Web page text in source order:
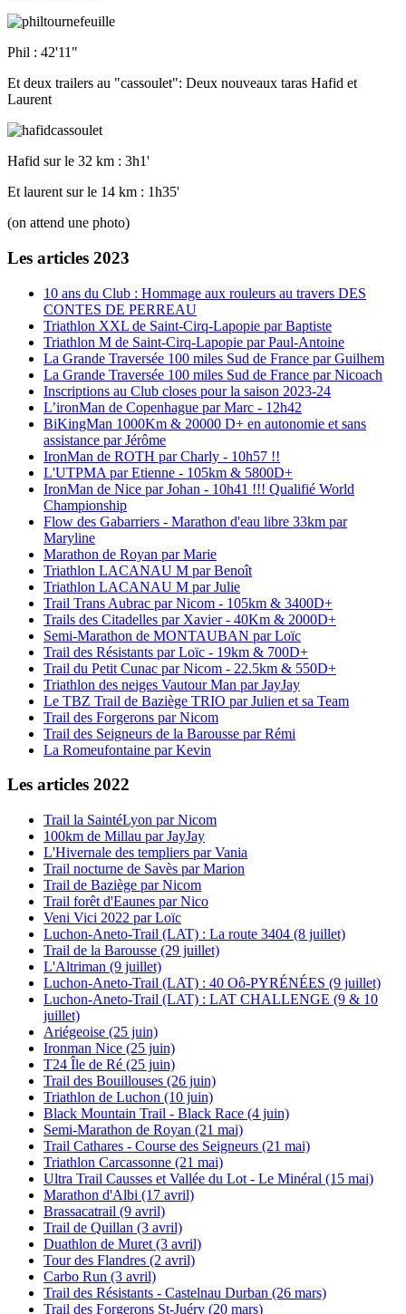
Phil : 42'11"
Et deux trailers au "cassoulet": Deux nouveaux taras Hafid et
Laurent
Hafid sur le 32 km : 3h1'
Et laurent sur le 14 km : 1h35'
(on attend une photo)
Les articles 2023
10 ans du Club : Hommage aux rouleurs au travers DES
CONTES DE PERREAU
Triathlon XXL de Saint-Cirq-Lapopie par Baptiste
Triathlon M de Saint-Cirq-Lapopie par Paul-Antoine
La Grande Traversée 100 miles Sud de France par Guilhem
La Grande Traversée 100 miles Sud de France par Nicoach
Inscriptions au Club closes pour la saison 2023-24
L’ironMan de Copenhague par Marc - 12h42
BiKingMan 1000Km & 20000 D+ en autonomie et sans
assistance par Jérôme
IronMan de ROTH par Charly - 10h57 !!
L'UTPMA par Etienne - 105km & 5800D+
IronMan de Nice par Johan - 10h41 !!! Qualifié World
Championship
Flow des Gabarriers - Marathon d'eau libre 33km par
Maryline
Marathon de Royan par Marie
Triathlon LACANAU M par Benoît
Triathlon LACANAU M par Julie
Trail Trans Aubrac par Nicom - 105km & 3400D+
Trails des Citadelles par Xavier - 40Km & 2000D+
Semi-Marathon de MONTAUBAN par Loïc
Trail des Résistants par Loïc - 19km & 700D+
Trail du Petit Cunac par Nicom - 22.5km & 550D+
Triathlon des neiges Vautour Man par JayJay
Le TBZ Trail de Baziège TRIO par Julien et sa Team
Trail des Forgerons par Nicom
Trail des Seigneurs de la Barousse par Rémi
La Romeufontaine par Kevin
Les articles 2022
Trail la SaintéLyon par Nicom
100km de Millau par JayJay
L'Hivernale des templiers par Vania
Trail nocturne de Savès par Marion
Trail de Baziège par Nicom
Trail forêt d'Eaunes par Nico
Veni Vici 2022 par Loïc
Luchon-Aneto-Trail (LAT) : La route 3404 (8 juillet)
Trail de la Barousse (29 juillet)
L'Altriman (9 juillet)
Luchon-Aneto-Trail (LAT) : 40 Oô-PYRÉNÉES (9 juillet)
Luchon-Aneto-Trail (LAT) : LAT CHALLENGE (9 & 10
juillet)
Ariégeoise (25 juin)
Ironman Nice (25 juin)
T24 Île de Ré (25 juin)
Trail des Bouillouses (26 juin)
Triathlon de Luchon (10 juin)
Black Mountain Trail - Black Race (4 juin)
Semi-Marathon de Royan (21 mai)
Trail Cathares - Course des Seigneurs (21 mai)
Triathlon Carcassonne (21 mai)
Ultra Trail Causses et Vallée du Lot - Le Minéral (15 mai)
Marathon d'Albi (17 avril)
Brassacatrail (9 avril)
Trail de Quillan (3 avril)
Duathlon de Muret (3 avril)
Tour des Flandres (2 avril)
Carbo Run (3 avril)
Trail des Résistants - Castelnau Durban (26 mars)
Trail des Forgerons St-Juéry (20 mars)